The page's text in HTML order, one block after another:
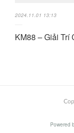
2024.11.01 13:13
KM88 – Giải
Powered